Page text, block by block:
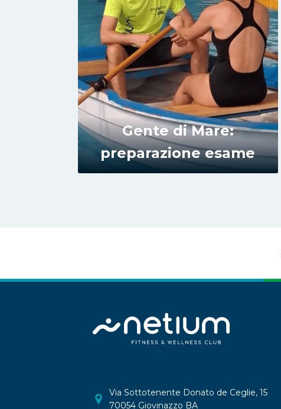
Gente di Mare:
preparazione esame
Via Sottotenente Donato de Ceglie, 15
70054 Giovinazzo BA